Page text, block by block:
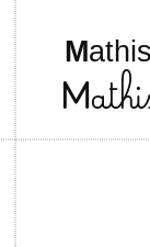
Mathis
M